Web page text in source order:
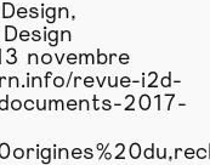
novembre
revue-i2d-
2017-